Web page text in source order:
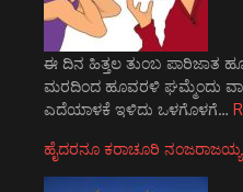
ಈ ದಿನ ಹಿತ್ತಲ ತುಂಬ ಪಾರಿಜಾತ
ಮರದಿಂದ ಹೂವರಳಿ ಘಮ್ಮೆಂದು
ಎದೆಯಾಳಕೆ ಇಳಿದು ಒಳಗೊಳಗೆ…
ಹೈದರನೂ ಕರಾಚೂರಿ